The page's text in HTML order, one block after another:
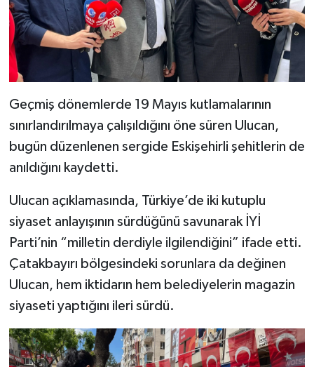
Geçmiş dönemlerde 19 Mayıs kutlamalarının
sınırlandırılmaya çalışıldığını öne süren Ulucan,
bugün düzenlenen sergide Eskişehirli şehitlerin de
anıldığını kaydetti.
Ulucan açıklamasında, Türkiye’de iki kutuplu
siyaset anlayışının sürdüğünü savunarak İYİ
Parti’nin “milletin derdiyle ilgilendiğini” ifade etti.
Çatakbayırı bölgesindeki sorunlara da değinen
Ulucan, hem iktidarın hem belediyelerin magazin
siyaseti yaptığını ileri sürdü.